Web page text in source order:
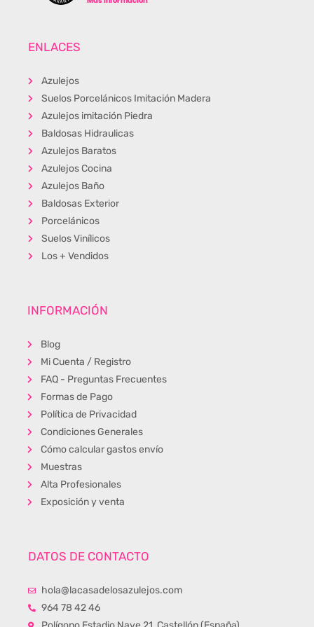
ENLACES
Azulejos
Suelos Porcelánicos Imitación Madera
Azulejos imitación Piedra
Baldosas Hidraulicas
Azulejos Baratos
Azulejos Cocina
Azulejos Baño
Baldosas Exterior
Porcelánicos
Suelos Vinílicos
Los + Vendidos
INFORMACIÓN
Blog
Mi Cuenta / Registro
FAQ - Preguntas Frecuentes
Formas de Pago
Política de Privacidad
Condiciones Generales
Cómo calcular gastos envío
Muestras
Alta Profesionales
Exposición y venta
DATOS DE CONTACTO
hola@lacasadelosazulejos.com
964 78 42 46